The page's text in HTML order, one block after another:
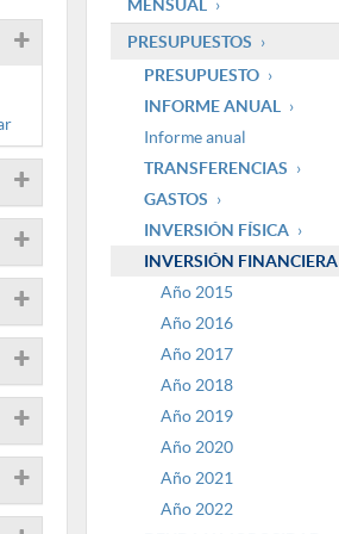
MENSUAL
PRESUPUESTOS
PRESUPUESTO
INFORME ANUAL
Informe anual
TRANSFERENCIAS
GASTOS
INVERSIÓN FÍSICA
INVERSIÓN FINANCIERA
Año 2015
Año 2016
Año 2017
Año 2018
Año 2019
Año 2020
Año 2021
Año 2022